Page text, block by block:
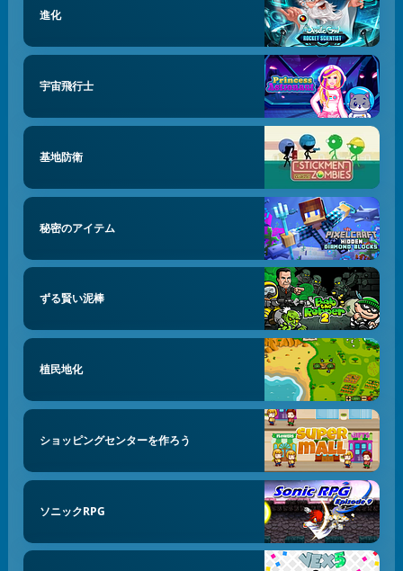
進化
宇宙飛行士
基地防衛
秘密のアイテム
ずる賢い泥棒
植民地化
ショッピングセンターを作ろう
ソニックRPG